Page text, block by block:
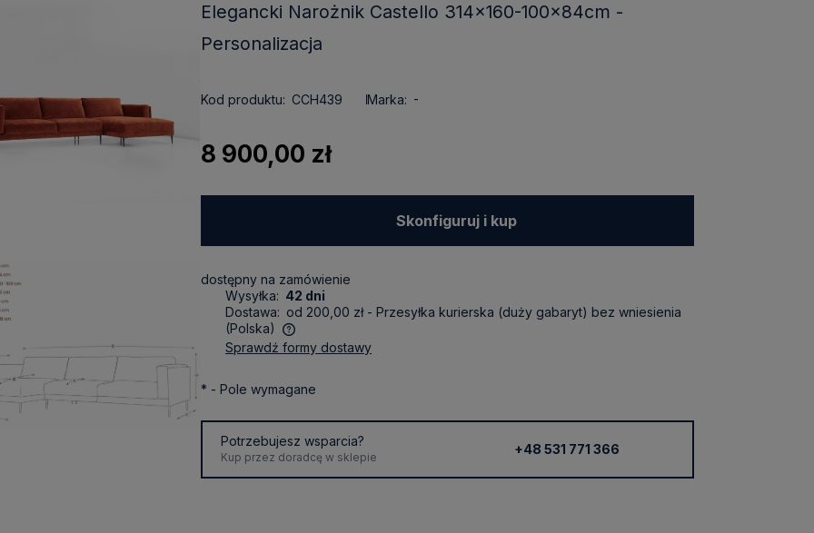
Elegancki Narożnik Castello 314x160-100x84cm -
Personalizacja
Kod produktu: CCH439 Marka: -
8 900,00 zł
Skonfiguruj i kup
dostępny na zamówienie
Wysyłka: 42 dni
Dostawa: od 200,00 zł - Przesyłka kurierska (duży gabaryt) bez wniesienia
(Polska)
Cena nie zawiera ewentualnych
kosztów płatności
sprawdź formy dostawy
* - Pole wymagane
Potrzebujesz wsparcia?
Kup przez doradcę w sklepie
+48 531 771 366